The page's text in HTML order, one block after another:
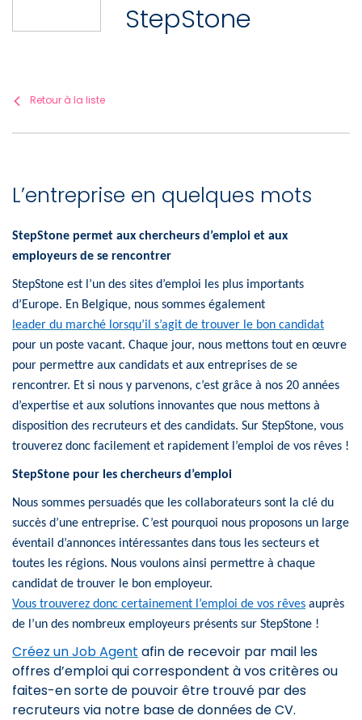
StepStone
Retour à la liste
L’entreprise en quelques mots
StepStone permet aux chercheurs d’emploi et aux
employeurs de se rencontrer
StepStone est l’un des sites d’emploi les plus importants
d’Europe. En Belgique, nous sommes également
leader du marché lorsqu’il s’agit de trouver le bon candidat
pour un poste vacant. Chaque jour, nous mettons tout en œuvre
pour permettre aux candidats et aux entreprises de se
rencontrer. Et si nous y parvenons, c’est grâce à nos 20 années
d’expertise et aux solutions innovantes que nous mettons à
disposition des recruteurs et des candidats. Sur StepStone, vous
trouverez donc facilement et rapidement l’emploi de vos rêves !
StepStone pour les chercheurs d’emploi
Nous sommes persuadés que les collaborateurs sont la clé du
succès d’une entreprise. C’est pourquoi nous proposons un large
éventail d’annonces intéressantes dans tous les secteurs et
toutes les régions. Nous voulons ainsi permettre à chaque
candidat de trouver le bon employeur.
Vous trouverez donc certainement l’emploi de vos rêves auprès
de l’un des nombreux employeurs présents sur StepStone !
Créez un Job Agent afin de recevoir par mail les
offres d’emploi qui correspondent à vos critères ou
faites-en sorte de pouvoir être trouvé par des
recruteurs via notre base de données de CV.